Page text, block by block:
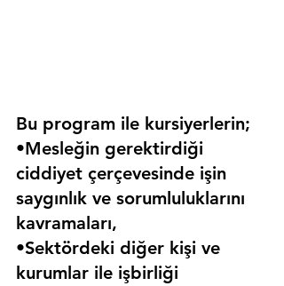
Bu program ile kursiyerlerin;
•Mesleğin gerektirdiği
ciddiyet çerçevesinde işin
saygınlık ve sorumluluklarını
kavramaları,
•Sektördeki diğer kişi ve
kurumlar ile işbirliği